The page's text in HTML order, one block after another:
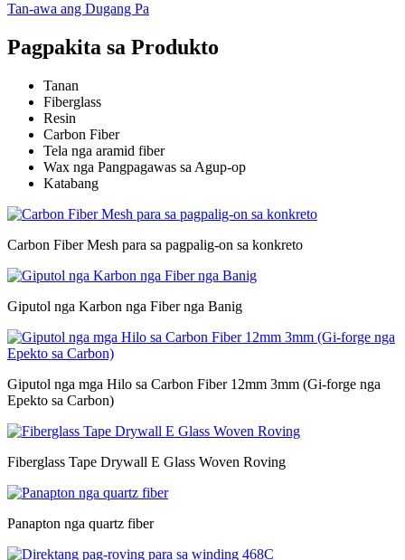
Tan-awa ang Dugang Pa
Pagpakita sa Produkto
Tanan
Fiberglass
Resin
Carbon Fiber
Tela nga aramid fiber
Wax nga Pangpagawas sa Agup-op
Katabang
Carbon Fiber Mesh para sa pagpalig-on sa konkreto
Giputol nga Karbon nga Fiber nga Banig
Giputol nga mga Hilo sa Carbon Fiber 12mm 3mm (Gi-forge nga
Epekto sa Carbon)
Fiberglass Tape Drywall E Glass Woven Roving
Panapton nga quartz fiber